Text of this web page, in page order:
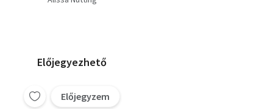
Előjegyezhető
Előjegyzem